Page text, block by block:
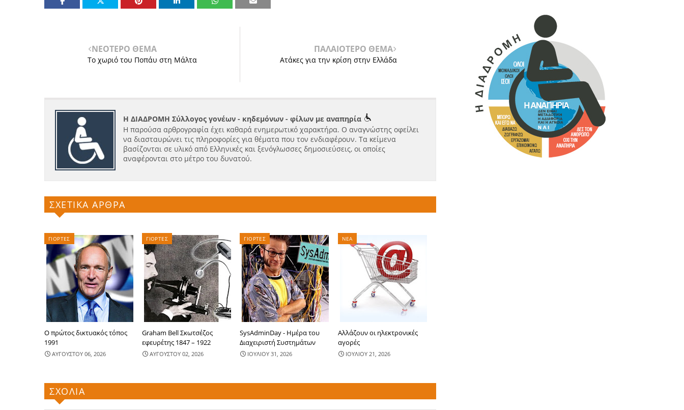
ΝΕΟΤΕΡΟ ΘΕΜΑ
Το χωριό του Ποπάυ στη Μάλτα
ΠΑΛΑΙΟΤΕΡΟ ΘΕΜΑ
Ατάκες για την κρίση στην Ελλάδα
Η ΔΙΑΔΡΟΜΗ Σύλλογος γονέων - κηδεμόνων - φίλων με αναπηρία
Η παρούσα αρθρογραφία έχει καθαρά ενημερωτικό χαρακτήρα. Ο αναγνώστης οφείλει
να διασταυρώνει τις πληροφορίες για θέματα που τον ενδιαφέρουν. Τα κείμενα
βασίζονται σε υλικό από Ελληνικές και ξενόγλωσσες δημοσιεύσεις, οι οποίες
αναφέρονται στο μέτρο του δυνατού.
ΣΧΕΤΙΚΑ ΑΡΘΡΑ
ΓΙΟΡΤΕΣ
Ο πρώτος δικτυακός τόπος
1991
ΑΥΓΟΥΣΤΟΥ 06, 2026
ΓΙΟΡΤΕΣ
Graham Bell Σκωτσέζος
εφευρέτης 1847 – 1922
ΑΥΓΟΥΣΤΟΥ 02, 2026
ΓΙΟΡΤΕΣ
SysAdminDay - Ημέρα του
Διαχειριστή Συστημάτων
ΙΟΥΛΙΟΥ 31, 2026
ΝΕΑ
Αλλάζουν οι ηλεκτρονικές
αγορές
ΙΟΥΛΙΟΥ 21, 2026
ΣΧΟΛΙΑ